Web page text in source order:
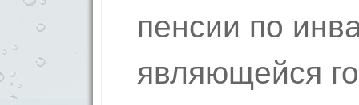
пенсии по
являющейся